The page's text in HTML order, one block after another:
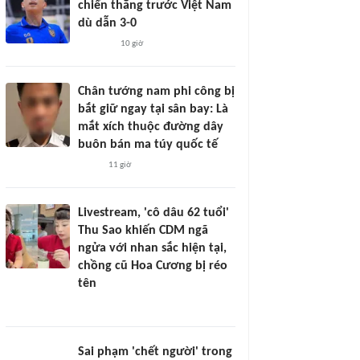
chiến thắng trước Việt Nam
dù dẫn 3-0
10 giờ
Chân tướng nam phi công bị
bắt giữ ngay tại sân bay: Là
mắt xích thuộc đường dây
buôn bán ma túy quốc tế
11 giờ
Livestream, 'cô dâu 62 tuổi'
Thu Sao khiến CDM ngã
ngửa với nhan sắc hiện tại,
chồng cũ Hoa Cương bị réo
tên
Sai phạm 'chết người' trong